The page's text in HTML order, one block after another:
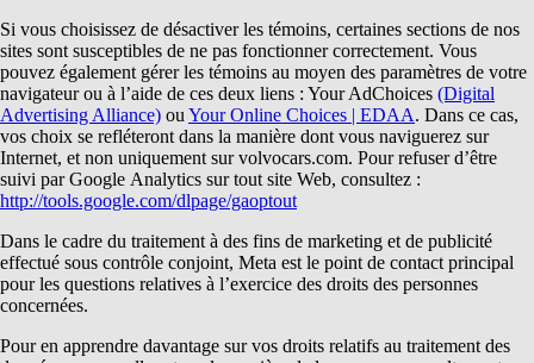
Si vous choisissez de désactiver les témoins, certaines sections de nos
sites sont susceptibles de ne pas fonctionner correctement. Vous
pouvez également gérer les témoins au moyen des paramètres de votre
navigateur ou à l’aide de ces deux liens : Your AdChoices (Digital
Advertising Alliance) ou Your Online Choices | EDAA. Dans ce cas,
vos choix se refléteront dans la manière dont vous naviguerez sur
Internet, et non uniquement sur volvocars.com. Pour refuser d’être
suivi par Google Analytics sur tout site Web, consultez :
http://tools.google.com/dlpage/gaoptout
Dans le cadre du traitement à des fins de marketing et de publicité
effectué sous contrôle conjoint, Meta est le point de contact principal
pour les questions relatives à l’exercice des droits des personnes
concernées.
Pour en apprendre davantage sur vos droits relatifs au traitement des